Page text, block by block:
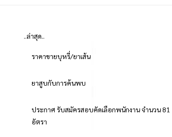
..ล่าสุด..
ราคาขายบุหรี่/ยาเส้น
ยาสูบกับการค้นพบ
ประกาศ รับสมัครสอบคัดเลือกพนักงาน จำนวน 81
อัตรา